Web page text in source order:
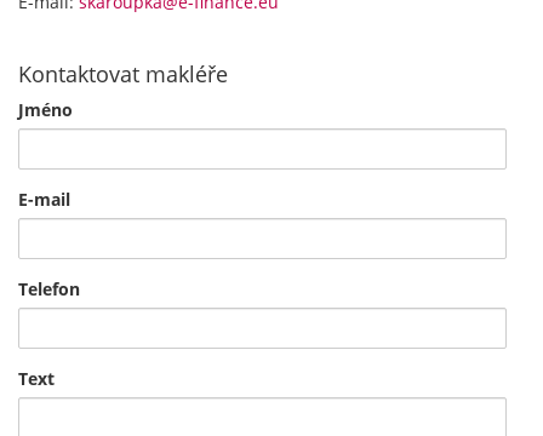
Kontaktovat makléře
Jméno
E-mail
Telefon
Text